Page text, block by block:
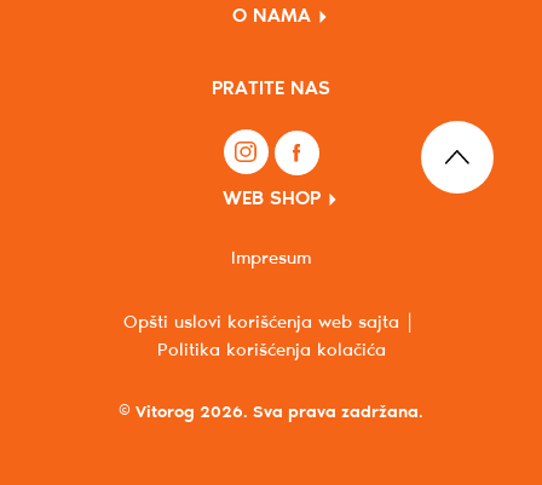
O NAMA
PRATITE NAS
WEB SHOP
© Vitorog 2026. Sva prava zadržana.
Opšti uslovi korišćenja web sajta
Politika korišćenja kolačića
Impresum